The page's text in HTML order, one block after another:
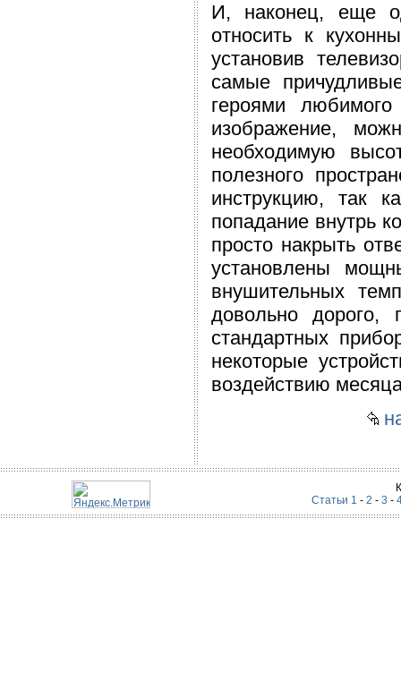
И, наконец, еще
относить к
установив
самые
героями
изображение,
необходимую
полезного
инструкцию, так
попадание внутрь
просто накрыть
установлены
внушительных
довольно
стандартных
некоторые
воздействию
Статьи 1 - 2 - 3 -